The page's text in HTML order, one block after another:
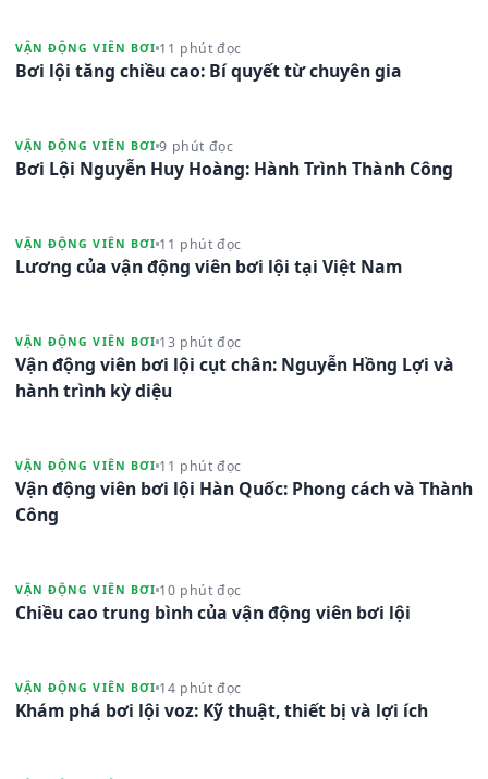
VẬN ĐỘNG VIÊN BƠI 11 phút đọc
Bơi lội tăng chiều cao: Bí quyết từ chuyên gia
VẬN ĐỘNG VIÊN BƠI 9 phút đọc
Bơi Lội Nguyễn Huy Hoàng: Hành Trình Thành Công
VẬN ĐỘNG VIÊN BƠI 11 phút đọc
Lương của vận động viên bơi lội tại Việt Nam
VẬN ĐỘNG VIÊN BƠI 13 phút đọc
Vận động viên bơi lội cụt chân: Nguyễn Hồng Lợi và
hành trình kỳ diệu
VẬN ĐỘNG VIÊN BƠI 11 phút đọc
Vận động viên bơi lội Hàn Quốc: Phong cách và Thành
Công
VẬN ĐỘNG VIÊN BƠI 10 phút đọc
Chiều cao trung bình của vận động viên bơi lội
VẬN ĐỘNG VIÊN BƠI 14 phút đọc
Khám phá bơi lội voz: Kỹ thuật, thiết bị và lợi ích